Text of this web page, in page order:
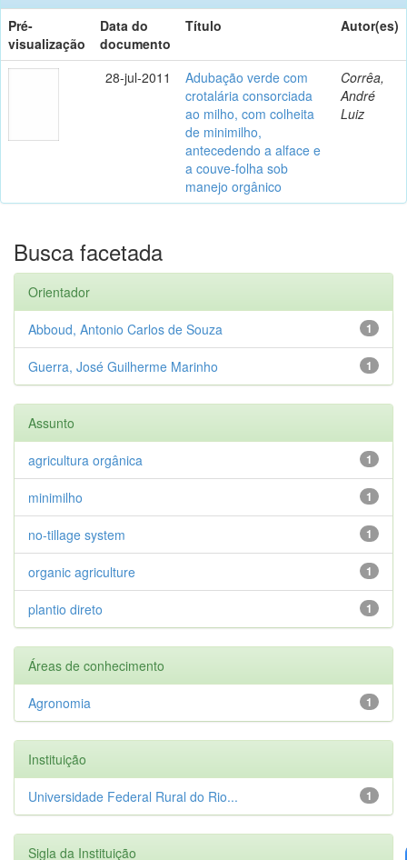
Pré-
visualização
Data do
documento
Título Autor(es)
28-jul-2011
Adubação verde com
crotalária consorciada
ao milho, com colheita
de minimilho,
antecedendo a alface e
a couve-folha sob
manejo orgânico
Corrêa,
André
Luiz
Busca facetada
Orientador
1
Abboud, Antonio Carlos de Souza
1
Guerra, José Guilherme Marinho
Assunto
1
agricultura orgânica
1
minimilho
1
no-tillage system
1
organic agriculture
1
plantio direto
Áreas de conhecimento
1
Agronomia
Instituição
1
Universidade Federal Rural do Rio...
Sigla da Instituição